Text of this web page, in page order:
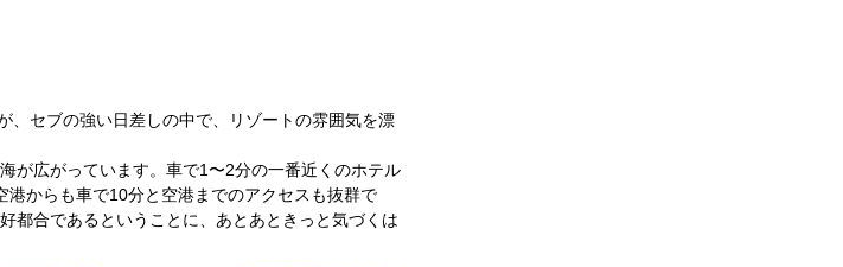
、セブの強い日差しの中で、リゾートの雰囲気を漂
が広がっています。車で1〜2分の一番近くのホテル
からも車で10分と空港までのアクセスも抜群で
都合であるということに、あとあときっと気づくは